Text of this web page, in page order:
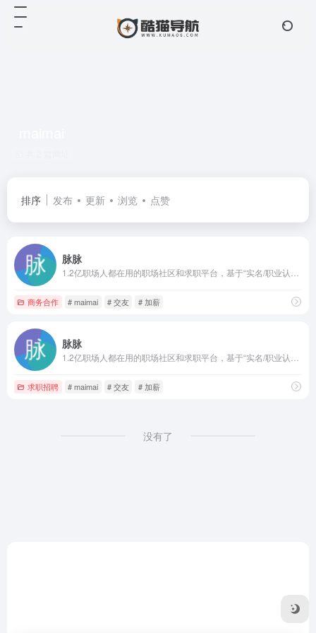
排序 发布 更新 浏览 点赞
脉脉
商务合作 # maimai # 交友 # 加薪
脉脉
求职招聘 # maimai # 交友 # 加薪
没有了